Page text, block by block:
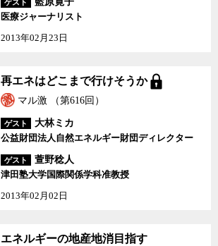
ゲスト
医療ジャーナリスト
2013年02月23日
再エネはどこまで行けそうか
マル激 （第616回）
ゲスト
大林ミカ
公益財団法人自然エネルギー財団ディレクター
ゲスト
萱野稔人
津田塾大学国際関係学科准教授
2013年02月02日
エネルギーの地産地消目指す